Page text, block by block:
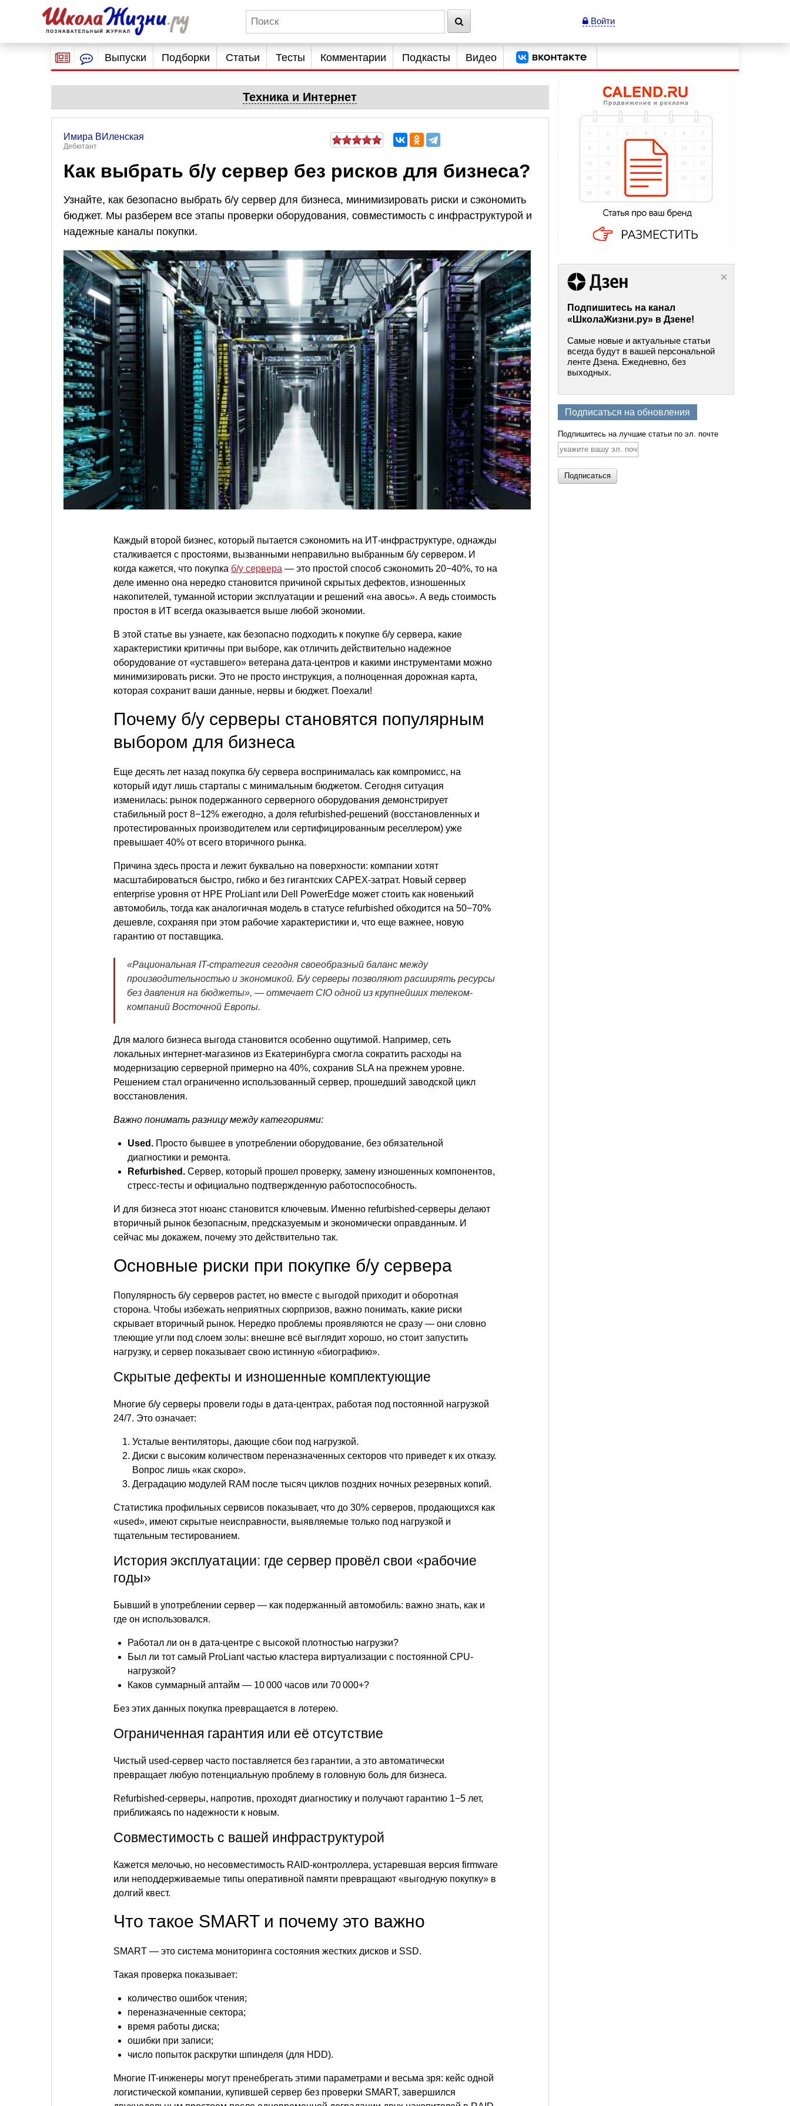
Войти
Выпуски Подборки Статьи Тесты Комментарии Подкасты Видео
Техника и Интернет
Имира ВИленская
Дебютант
Как выбрать б/у сервер без рисков для бизнеса?
Узнайте, как безопасно выбрать б/у сервер для бизнеса, минимизировать риски и сэкономить
бюджет. Мы разберем все этапы проверки оборудования, совместимость с инфраструктурой и
надежные каналы покупки.
Каждый второй бизнес, который пытается сэкономить на ИТ-инфраструктуре, однажды
сталкивается с простоями, вызванными неправильно выбранным б/у сервером. И
когда кажется, что покупка б/у сервера — это простой способ сэкономить 20−40%, то на
деле именно она нередко становится причиной скрытых дефектов, изношенных
накопителей, туманной истории эксплуатации и решений «на авось». А ведь стоимость
простоя в ИТ всегда оказывается выше любой экономии.
В этой статье вы узнаете, как безопасно подходить к покупке б/у сервера, какие
характеристики критичны при выборе, как отличить действительно надежное
оборудование от «уставшего» ветерана дата-центров и какими инструментами можно
минимизировать риски. Это не просто инструкция, а полноценная дорожная карта,
которая сохранит ваши данные, нервы и бюджет. Поехали!
Почему б/у серверы становятся популярным
выбором для бизнеса
Еще десять лет назад покупка б/у сервера воспринималась как компромисс, на
который идут лишь стартапы с минимальным бюджетом. Сегодня ситуация
изменилась: рынок подержанного серверного оборудования демонстрирует
стабильный рост 8−12% ежегодно, а доля refurbished-решений (восстановленных и
протестированных производителем или сертифицированным реселлером) уже
превышает 40% от всего вторичного рынка.
Причина здесь проста и лежит буквально на поверхности: компании хотят
масштабироваться быстро, гибко и без гигантских CAPEX-затрат. Новый сервер
enterprise уровня от HPE ProLiant или Dell PowerEdge может стоить как новенький
автомобиль, тогда как аналогичная модель в статусе refurbished обходится на 50−70%
дешевле, сохраняя при этом рабочие характеристики и, что еще важнее, новую
гарантию от поставщика.
«Рациональная IT-стратегия сегодня своеобразный баланс между
производительностью и экономикой. Б/у серверы позволяют расширять ресурсы
без давления на бюджеты», — отмечает CIO одной из крупнейших телеком-
компаний Восточной Европы.
Для малого бизнеса выгода становится особенно ощутимой. Например, сеть
локальных интернет-магазинов из Екатеринбурга смогла сократить расходы на
модернизацию серверной примерно на 40%, сохранив SLA на прежнем уровне.
Решением стал ограниченно использованный сервер, прошедший заводской цикл
восстановления.
Важно понимать разницу между категориями:
Used. Просто бывшее в употреблении оборудование, без обязательной
диагностики и ремонта.
Refurbished. Сервер, который прошел проверку, замену изношенных компонентов,
стресс-тесты и официально подтвержденную работоспособность.
И для бизнеса этот нюанс становится ключевым. Именно refurbished-серверы делают
вторичный рынок безопасным, предсказуемым и экономически оправданным. И
сейчас мы докажем, почему это действительно так.
Основные риски при покупке б/у сервера
Популярность б/у серверов растет, но вместе с выгодой приходит и оборотная
сторона. Чтобы избежать неприятных сюрпризов, важно понимать, какие риски
скрывает вторичный рынок. Нередко проблемы проявляются не сразу — они словно
тлеющие угли под слоем золы: внешне всё выглядит хорошо, но стоит запустить
нагрузку, и сервер показывает свою истинную «биографию».
Скрытые дефекты и изношенные комплектующие
Многие б/у серверы провели годы в дата-центрах, работая под постоянной нагрузкой
24/7. Это означает:
Усталые вентиляторы, дающие сбои под нагрузкой.
Диски с высоким количеством переназначенных секторов что приведет к их отказу.
Вопрос лишь «как скоро».
Деградацию модулей RAM после тысяч циклов поздних ночных резервных копий.
Статистика профильных сервисов показывает, что до 30% серверов, продающихся как
«used», имеют скрытые неисправности, выявляемые только под нагрузкой и
тщательным тестированием.
История эксплуатации: где сервер провёл свои «рабочие
годы»
Бывший в употреблении сервер — как подержанный автомобиль: важно знать, как и
где он использовался.
Работал ли он в дата-центре с высокой плотностью нагрузки?
Был ли тот самый ProLiant частью кластера виртуализации с постоянной CPU-
нагрузкой?
Каков суммарный аптайм — 10 000 часов или 70 000+?
Без этих данных покупка превращается в лотерею.
Ограниченная гарантия или её отсутствие
Чистый used-сервер часто поставляется без гарантии, а это автоматически
превращает любую потенциальную проблему в головную боль для бизнеса.
Refurbished-серверы, напротив, проходят диагностику и получают гарантию 1−5 лет,
приближаясь по надежности к новым.
Совместимость с вашей инфраструктурой
Кажется мелочью, но несовместимость RAID-контроллера, устаревшая версия firmware
или неподдерживаемые типы оперативной памяти превращают «выгодную покупку» в
долгий квест.
Что такое SMART и почему это важно
SMART — это система мониторинга состояния жестких дисков и SSD.
Такая проверка показывает:
количество ошибок чтения;
переназначенные сектора;
время работы диска;
ошибки при записи;
число попыток раскрутки шпинделя (для HDD).
Многие IT-инженеры могут пренебрегать этими параметрами и весьма зря: кейс одной
логистической компании, купившей сервер без проверки SMART, завершился
Подпишитесь на канал
«ШколаЖизни.ру» в Дзене!
Самые новые и актуальные статьи
всегда будут в вашей персональной
ленте Дзена. Ежедневно, без
выходных.
Подписаться на обновления
Подпишитесь на лучшие статьи по эл. почте